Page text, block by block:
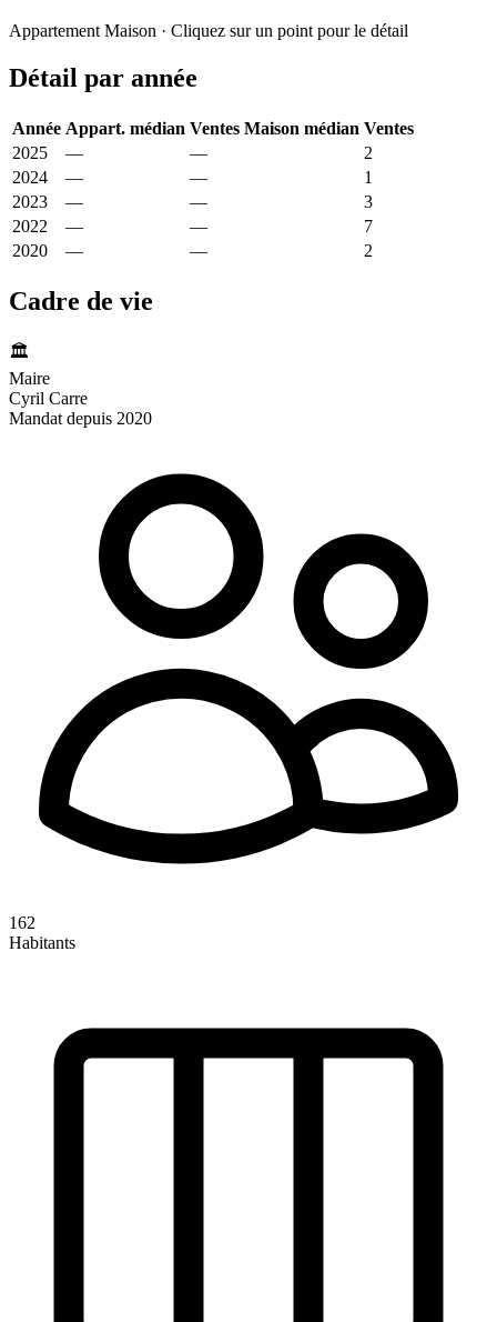
−
Appartement Maison · Cliquez sur un point pour le détail
Détail par année
Année Appart. médian Ventes Maison médian Ventes
2025
— —
2
2024
— —
1
2023
— —
3
2022
— —
7
2020
— — 2
Cadre de vie
🏛️
Maire
Cyril Carre
Mandat depuis 2020
162
Habitants